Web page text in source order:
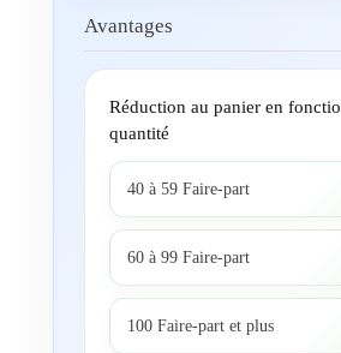
Avantages
Réduction au panier en
quantité
40 à 59 Faire-part
60 à 99 Faire-part
100 Faire-part et plus